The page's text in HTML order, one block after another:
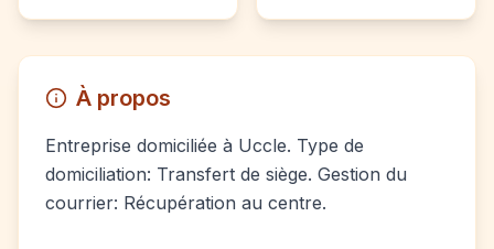
À propos
Entreprise domiciliée à Uccle. Type de
domiciliation: Transfert de siège. Gestion du
courrier: Récupération au centre.